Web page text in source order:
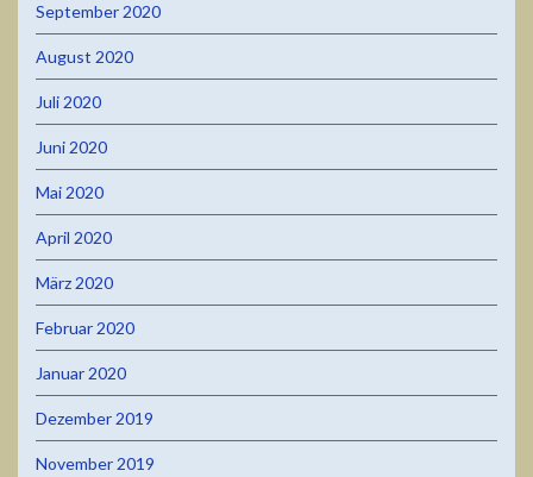
September 2020
August 2020
Juli 2020
Juni 2020
Mai 2020
April 2020
März 2020
Februar 2020
Januar 2020
Dezember 2019
November 2019